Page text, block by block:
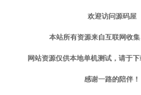
欢迎访问源码屋
本站所有资源来自互联网收
网站资源仅供本地单机测试，请于
感谢一路的陪伴！